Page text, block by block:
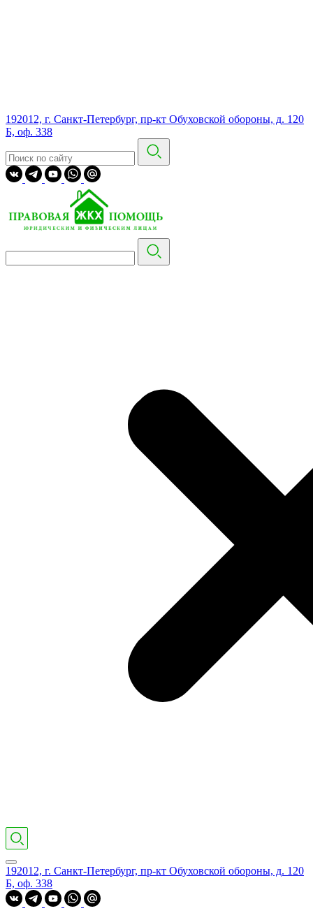
192012, г. Санкт-Петербург, пр-кт Обуховской обороны, д. 120
Б, оф. 338
192012, г. Санкт-Петербург, пр-кт Обуховской обороны, д. 120
Б, оф. 338